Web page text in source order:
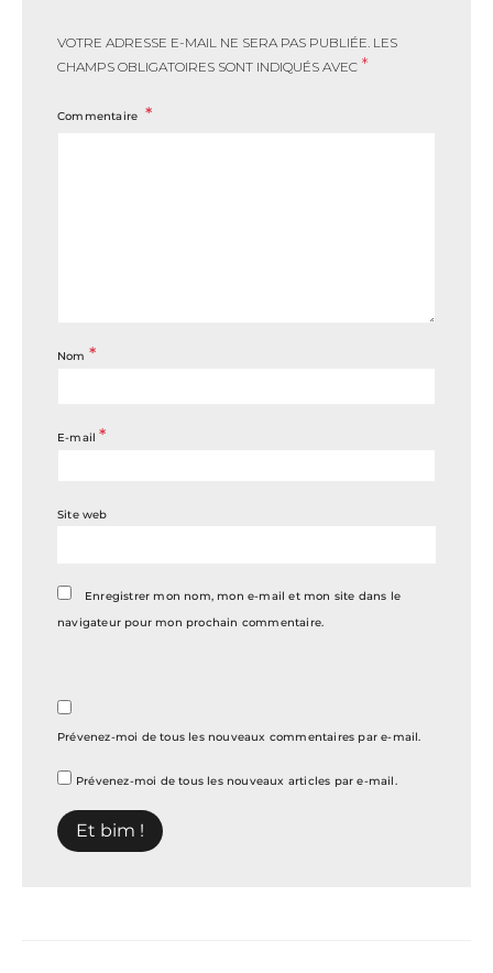
VOTRE ADRESSE E-MAIL NE SERA PAS PUBLIÉE. LES
CHAMPS OBLIGATOIRES SONT INDIQUÉS AVEC *
Commentaire
Nom *
E-mail*
Site web
Enregistrer mon nom, mon e-mail et mon site dans le
navigateur pour mon prochain commentaire.
Prévenez-moi de tous les nouveaux commentaires par e-mail.
Prévenez-moi de tous les nouveaux articles par e-mail.